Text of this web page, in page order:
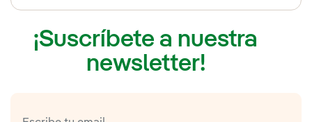
¡Suscríbete a nuestra
newsletter!